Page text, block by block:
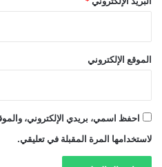
الموقع الإلكتروني
احفظ اسمي، بريدي الإلكتروني،
لاستخدامها المرة المقبلة في تعليقي.